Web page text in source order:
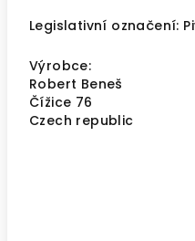
Legislativní označení:
Výrobce:
Robert Beneš
Čížice 76
Czech republic